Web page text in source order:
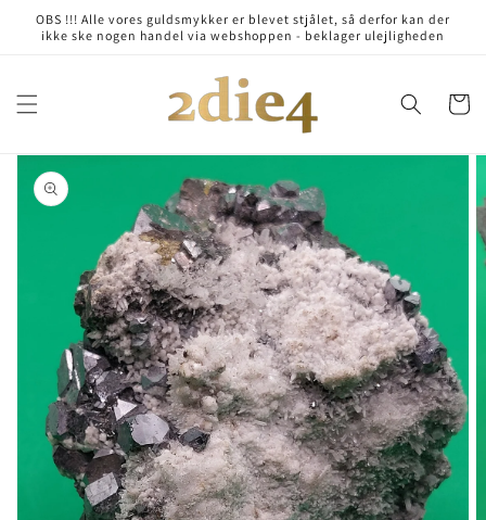
Skip to
content
OBS !!! Alle vores guldsmykker er blevet stjålet, så derfor kan der
ikke ske nogen handel via webshoppen - beklager ulejligheden
Cart
Skip to
product
information
Open
media
1
in
gallery
view